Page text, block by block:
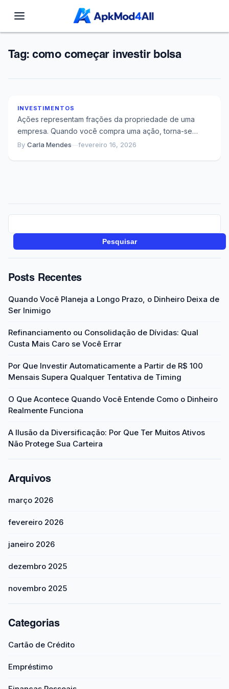
Tag: como começar investir bolsa
INVESTIMENTOS
Ações representam frações da propriedade de uma
empresa. Quando você compra uma ação, torna-se
sócio daquela corporação, com direito sobre seus
By Carla Mendes—fevereiro 16, 2026
Pesquisar
Posts Recentes
Quando Você Planeja a Longo Prazo, o Dinheiro Deixa de
Ser Inimigo
Refinanciamento ou Consolidação de Dívidas: Qual
Custa Mais Caro se Você Errar
Por Que Investir Automaticamente a Partir de R$ 100
Mensais Supera Qualquer Tentativa de Timing
O Que Acontece Quando Você Entende Como o Dinheiro
Realmente Funciona
A Ilusão da Diversificação: Por Que Ter Muitos Ativos
Não Protege Sua Carteira
Arquivos
março 2026
fevereiro 2026
janeiro 2026
dezembro 2025
novembro 2025
Categorias
Cartão de Crédito
Empréstimo